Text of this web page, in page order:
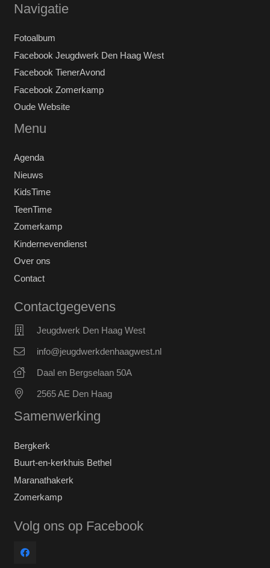
Navigatie
Fotoalbum
Facebook Jeugdwerk Den Haag West
Facebook TienerAvond
Facebook Zomerkamp
Oude Website
Menu
Agenda
Nieuws
KidsTime
TeenTime
Zomerkamp
Kindernevendienst
Over ons
Contact
Contactgegevens
Jeugdwerk Den Haag West
info@jeugdwerkdenhaagwest.nl
Daal en Bergselaan 50A
2565 AE Den Haag
Samenwerking
Bergkerk
Buurt-en-kerkhuis Bethel
Maranathakerk
Zomerkamp
Volg ons op Facebook